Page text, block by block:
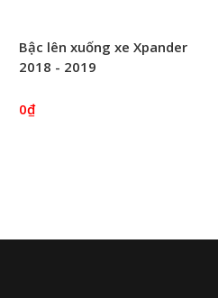
Bậc lên xuống xe Xpander
2018 - 2019
0₫